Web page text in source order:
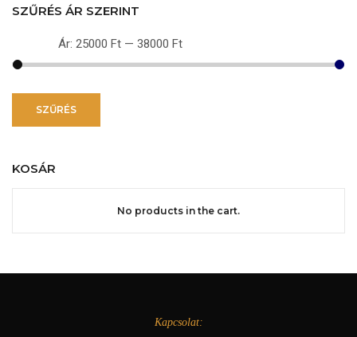
SZŰRÉS ÁR SZERINT
ár
ár
SZŰRÉS
Ár: 25000 Ft — 38000 Ft
KOSÁR
No products in the cart.
Kapcsolat: